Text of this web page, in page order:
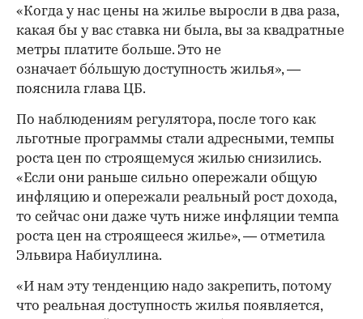
«Когда у нас цены на жилье выросли в два раза,
какая бы у вас ставка ни была, вы за квадратные
метры платите больше. Это не
означает бóльшую доступность жилья», —
пояснила глава ЦБ.
По наблюдениям регулятора, после того как
льготные программы стали адресными, темпы
роста цен по строящемуся жилью снизились.
«Если они раньше сильно опережали общую
инфляцию и опережали реальный рост дохода,
то сейчас они даже чуть ниже инфляции темпа
роста цен на строящееся жилье», — отметила
Эльвира Набиуллина.
«И нам эту тенденцию надо закрепить, потому
что реальная доступность жилья появляется,